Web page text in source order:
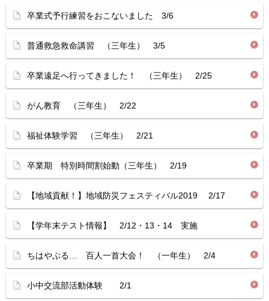
卒業式予行練習をおこないました 3/6
普通救急救命講習 （三年生） 3/5
卒業遠足へ行ってきました！ （三年生） 2/25
がん教育 （三年生） 2/22
福祉体験学習 （三年生） 2/21
卒業期 特別時間割始動（三年生） 2/19
【地域貢献！】地域防災フェスティバル2019 2/17
【学年末テスト情報】 2/12・13・14 実施
ちはやぶる… 百人一首大会！ （一年生） 2/4
小中交流部活動体験 2/1